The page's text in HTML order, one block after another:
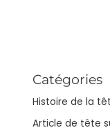
Catégories
Histoire de la
Article de tête